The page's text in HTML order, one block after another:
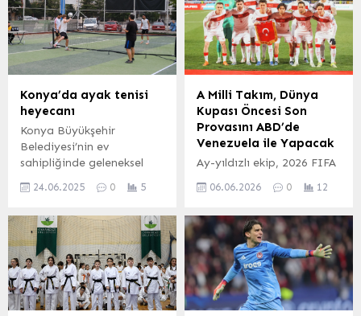
Konya’da ayak tenisi
heyecanı
Konya Büyükşehir
Belediyesi’nin ev
sahipliğinde geleneksel
büyük heyecana sahne
Turnuvası, bu yıl da
kıyasıya mücadelelere ev
sahipliği yaptı.
24.06.2025 0 5
A Milli Takım, Dünya
Kupası Öncesi Son
Provasını ABD’de
Venezuela ile Yapacak
Ay-yıldızlı ekip, 2026 FIFA
kapsamında ABD’nin
Venezuela ile kritik bir
hazırlık maçı yapacak. Bu
karşılaşma, Teknik
Direktör Vincenzo
Montella yönetimindeki
millilerin Dünya Kupası
06.06.2026 0 12